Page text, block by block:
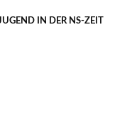
IN DER NS-ZEIT